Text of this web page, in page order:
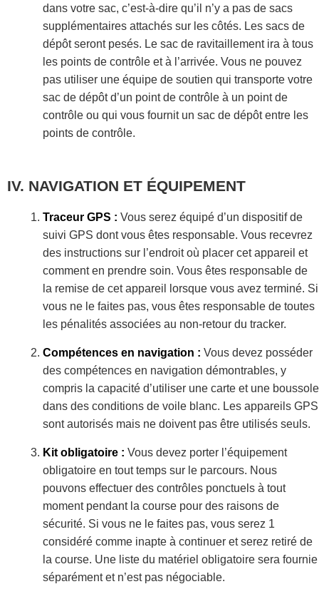
dans votre sac, c’est-à-dire qu’il n’y a pas de sacs
supplémentaires attachés sur les côtés. Les sacs de
dépôt seront pesés. Le sac de ravitaillement ira à tous
les points de contrôle et à l’arrivée. Vous ne pouvez
pas utiliser une équipe de soutien qui transporte votre
sac de dépôt d’un point de contrôle à un point de
contrôle ou qui vous fournit un sac de dépôt entre les
points de contrôle.
NAVIGATION ET ÉQUIPEMENT
Traceur GPS : Vous serez équipé d’un dispositif de
suivi GPS dont vous êtes responsable. Vous recevrez
des instructions sur l’endroit où placer cet appareil et
comment en prendre soin. Vous êtes responsable de
la remise de cet appareil lorsque vous avez terminé. Si
vous ne le faites pas, vous êtes responsable de toutes
les pénalités associées au non-retour du tracker.
Compétences en navigation : Vous devez posséder
des compétences en navigation démontrables, y
compris la capacité d’utiliser une carte et une boussole
dans des conditions de voile blanc. Les appareils GPS
sont autorisés mais ne doivent pas être utilisés seuls.
Kit obligatoire : Vous devez porter l’équipement
obligatoire en tout temps sur le parcours. Nous
pouvons effectuer des contrôles ponctuels à tout
moment pendant la course pour des raisons de
sécurité. Si vous ne le faites pas, vous serez 1
considéré comme inapte à continuer et serez retiré de
la course. Une liste du matériel obligatoire sera fournie
séparément et n’est pas négociable.